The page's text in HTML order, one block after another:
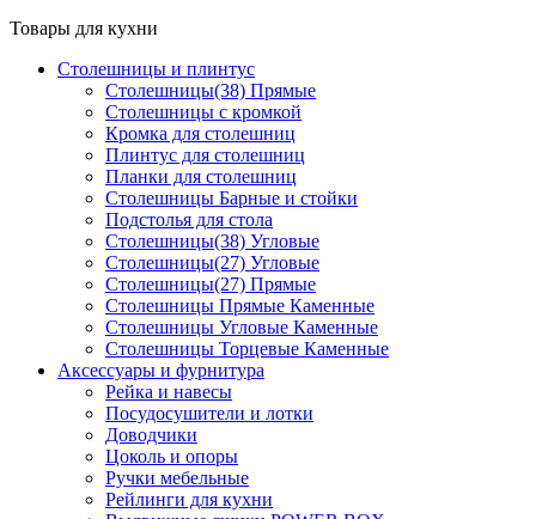
Товары для кухни
Столешницы и плинтус
Столешницы(38) Прямые
Столешницы с кромкой
Кромка для столешниц
Плинтус для столешниц
Планки для столешниц
Столешницы Барные и стойки
Подстолья для стола
Столешницы(38) Угловые
Столешницы(27) Угловые
Столешницы(27) Прямые
Столешницы Прямые Каменные
Столешницы Угловые Каменные
Столешницы Торцевые Каменные
Аксессуары и фурнитура
Рейка и навесы
Посудосушители и лотки
Доводчики
Цоколь и опоры
Ручки мебельные
Рейлинги для кухни